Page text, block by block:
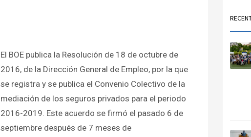
El BOE publica la Resolución de 18 de octubre de
2016, de la Dirección General de Empleo, por la que
se registra y se publica el Convenio Colectivo de la
mediación de los seguros privados para el periodo
2016-2019. Este acuerdo se firmó el pasado 6 de
septiembre después de 7 meses de